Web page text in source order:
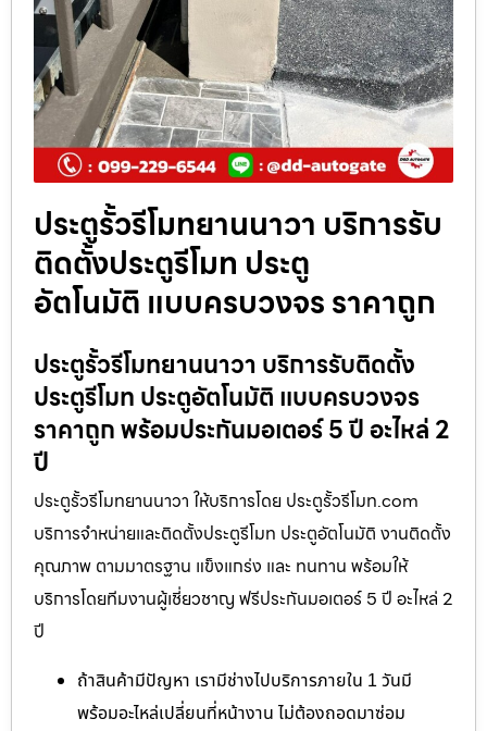
ประตูรั้วรีโมทยานนาวา บริการรับ
ติดตั้งประตูรีโมท ประตู
อัตโนมัติ แบบครบวงจร ราคาถูก
ประตูรั้วรีโมทยานนาวา บริการรับติดตั้ง
ประตูรีโมท ประตูอัตโนมัติ แบบครบวงจร
ราคาถูก พร้อมประกันมอเตอร์ 5 ปี อะไหล่ 2
ปี
ประตูรั้วรีโมทยานนาวา ให้บริการโดย ประตูรั้วรีโมท.com
บริการจำหน่ายและติดตั้งประตูรีโมท ประตูอัตโนมัติ งานติดตั้ง
คุณภาพ ตามมาตรฐาน แข็งแกร่ง และ ทนทาน พร้อมให้
บริการโดยทีมงานผู้เชี่ยวชาญ ฟรีประกันมอเตอร์ 5 ปี อะไหล่ 2
ปี
ถ้าสินค้ามีปัญหา เรามีช่างไปบริการภายใน 1 วันมี
พร้อมอะไหล่เปลี่ยนที่หน้างาน ไม่ต้องถอดมาซ่อม